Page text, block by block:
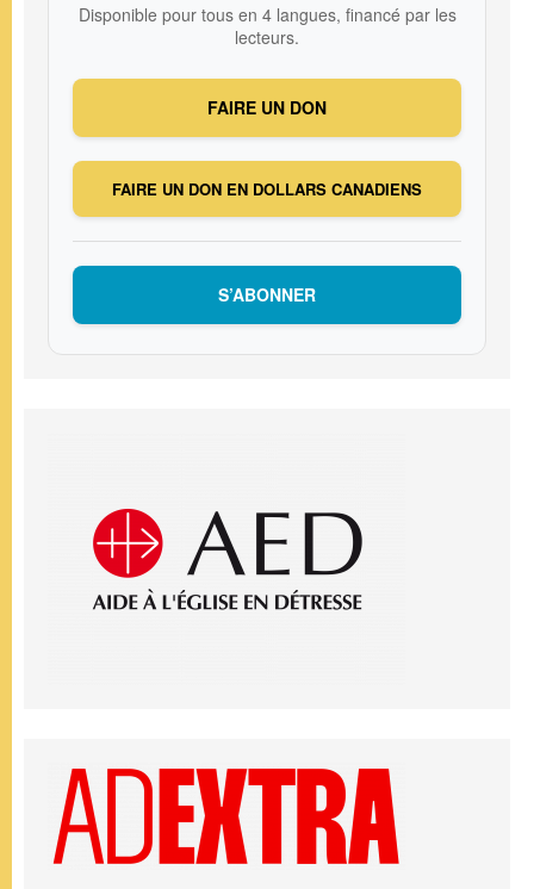
Disponible pour tous en 4 langues, financé par les
lecteurs.
FAIRE UN DON
FAIRE UN DON EN DOLLARS CANADIENS
S’ABONNER